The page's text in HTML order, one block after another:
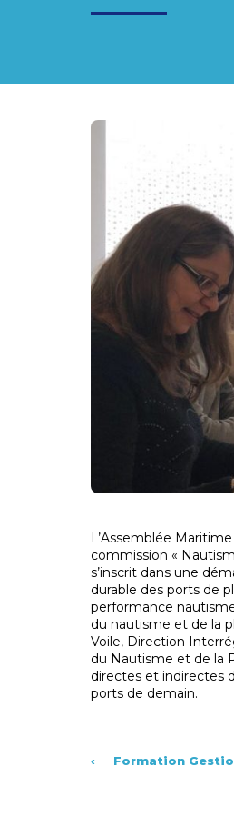
L’Assemblée
commission «
s’inscrit dans une
durable des ports de
performance
du nautisme et de la
Voile, Direction
du Nautisme et de la
directes et indirectes
ports de demain.
‹ Formation